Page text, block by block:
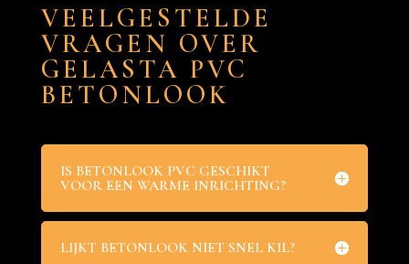
VEELGESTELDE
VRAGEN OVER
GELASTA PVC
BETONLOOK
IS BETONLOOK PVC GESCHIKT
VOOR EEN WARME INRICHTING?
LIJKT BETONLOOK NIET SNEL KIL?